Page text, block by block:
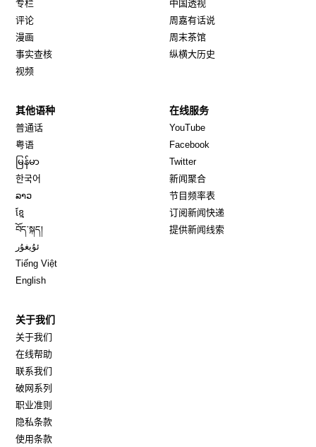
专栏
评论
漫画
事实查核
视频
中国透视
周嘉有话说
周末茶馆
纵横大历史
其他语种
普通话
粤语
မြန်မာ
한국어
ລາວ
ខ្មែ
བོད་སྐད།
ئۇيغۇر
Tiếng Việt
English
在线服务
YouTube
Facebook
TwitterOpens in new window
新闻聚合
节目频率表
订阅新闻快递
提供新闻线索
关于我们
关于我们
在线帮助
联系我们
破网系列
职业准则
隐私条款
使用条款